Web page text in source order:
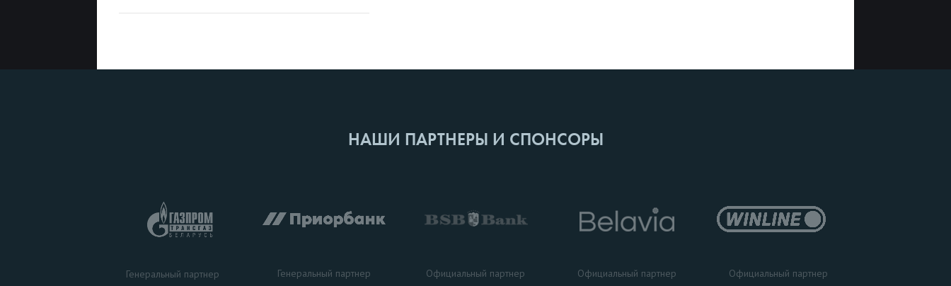
НАШИ ПАРТНЕРЫ И СПОНСОРЫ
Генеральный партнер Генеральный партнер Официальный партнер Официальный партнер Официальный партнер